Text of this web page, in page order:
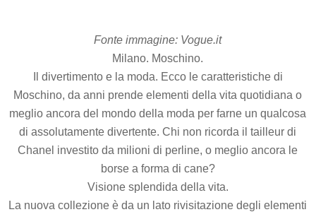
Fonte immagine: Vogue.it
Milano. Moschino.
Il divertimento e la moda. Ecco le caratteristiche di
Moschino, da anni prende elementi della vita quotidiana o
meglio ancora del mondo della moda per farne un qualcosa
di assolutamente divertente. Chi non ricorda il tailleur di
Chanel investito da milioni di perline, o meglio ancora le
borse a forma di cane?
Visione splendida della vita.
La nuova collezione è da un lato rivisitazione degli elementi